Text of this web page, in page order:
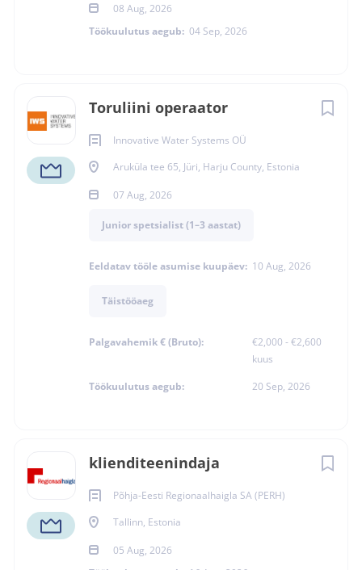
08 Aug, 2026
Töökuulutus aegub: 04 Sep, 2026
Toruliini operaator
Innovative Water Systems OÜ
Aruküla tee 65, Jüri, Harju County, Estonia
07 Aug, 2026
Junior spetsialist (1–3 aastat)
Eeldatav tööle asumise kuupäev: 10 Aug, 2026
Täistööaeg
Palgavahemik € (Bruto):
€2,000 - €2,600
kuus
Töökuulutus aegub:
20 Sep, 2026
klienditeenindaja
Põhja-Eesti Regionaalhaigla SA (PERH)
Tallinn, Estonia
05 Aug, 2026
Põhja-Eesti
Regionaalhaigla SA